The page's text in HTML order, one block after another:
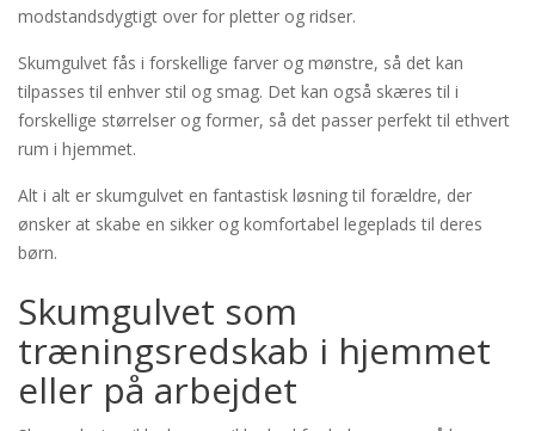
modstandsdygtigt over for pletter og ridser.
Skumgulvet fås i forskellige farver og mønstre, så det kan
tilpasses til enhver stil og smag. Det kan også skæres til i
forskellige størrelser og former, så det passer perfekt til ethvert
rum i hjemmet.
Alt i alt er skumgulvet en fantastisk løsning til forældre, der
ønsker at skabe en sikker og komfortabel legeplads til deres
børn.
Skumgulvet som
træningsredskab i hjemmet
eller på arbejdet